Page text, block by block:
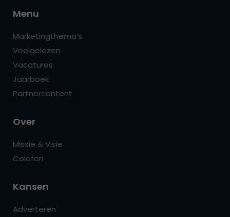
Menu
Marketingthema’s
Veelgelezen
Vacatures
Jaarboek
Partnercontent
Over
Missie & Visie
Colofon
Kansen
Adverteren